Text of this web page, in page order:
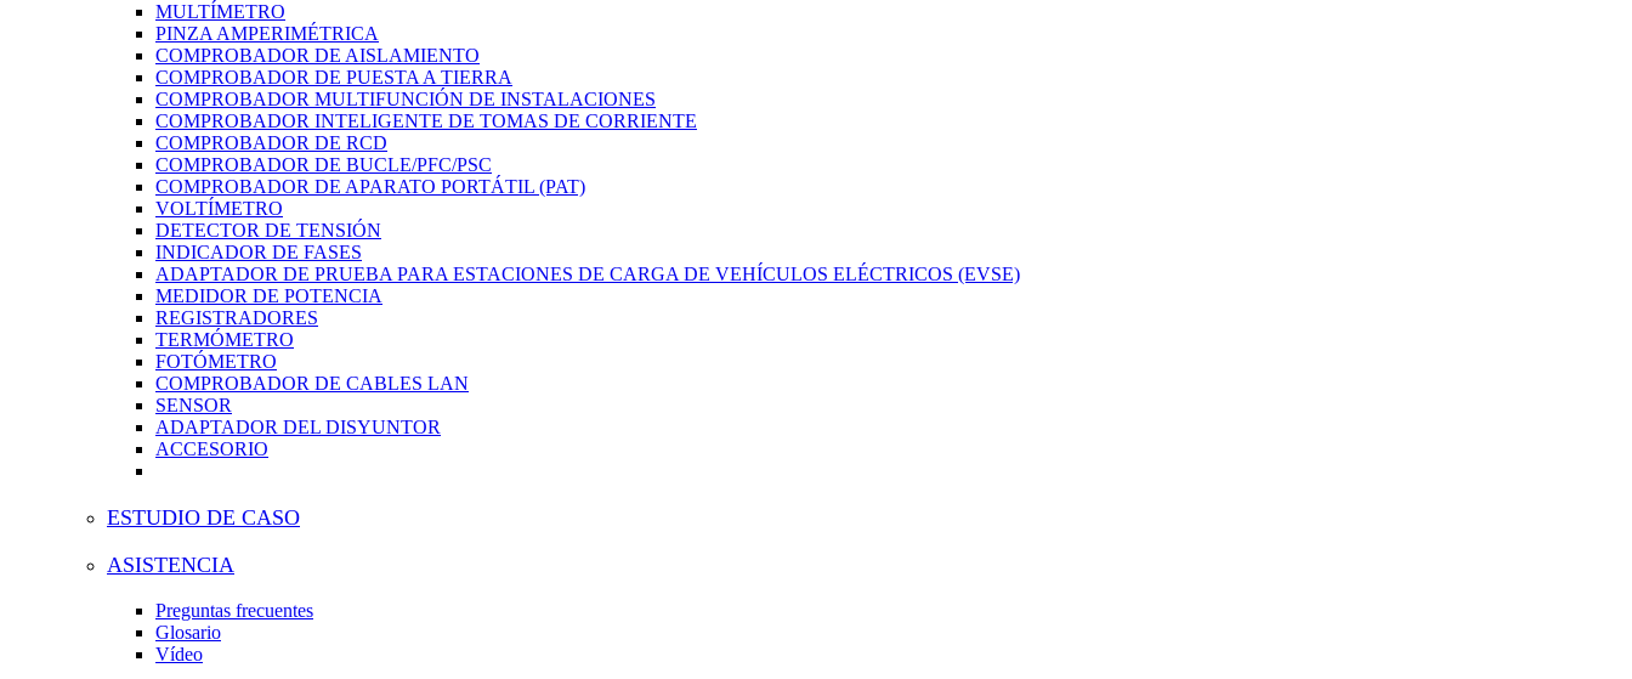
MULTÍMETRO
PINZA AMPERIMÉTRICA
COMPROBADOR DE AISLAMIENTO
COMPROBADOR DE PUESTA A TIERRA
COMPROBADOR MULTIFUNCIÓN DE INSTALACIONES
COMPROBADOR INTELIGENTE DE TOMAS DE CORRIENTE
COMPROBADOR DE RCD
COMPROBADOR DE BUCLE/PFC/PSC
COMPROBADOR DE APARATO PORTÁTIL (PAT)
VOLTÍMETRO
DETECTOR DE TENSIÓN
INDICADOR DE FASES
ADAPTADOR DE PRUEBA PARA ESTACIONES DE CARGA DE VEHÍCULOS ELÉCTRICOS (EVSE)
MEDIDOR DE POTENCIA
REGISTRADORES
TERMÓMETRO
FOTÓMETRO
COMPROBADOR DE CABLES LAN
SENSOR
ADAPTADOR DEL DISYUNTOR
ACCESORIO
ESTUDIO DE CASO
ASISTENCIA
Preguntas frecuentes
Glosario
Vídeo